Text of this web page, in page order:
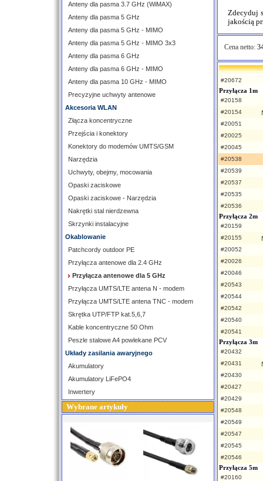
Anteny dla pasma 3.7 GHz (WiMAX)
Anteny dla pasma 5 GHz
Anteny dla pasma 5 GHz - MIMO
Anteny dla pasma 5 GHz - MIMO 3x3
Anteny dla pasma 6 GHz
Anteny dla pasma 6 GHz - MIMO
Anteny dla pasma 10 GHz - MIMO
Precyzyjne uchwyty antenowe
Akcesoria WLAN
Złącza koncentryczne
Przejścia i konektory
Konektory do modemów UMTS/GSM
Narzędzia
Uchwyty, obejmy, mocowania
Opaski zaciskowe
Opaski zaciskowe - Narzędzia
Nakrętki stal nierdzewna
Skrzynki instalacyjne
Okablowanie
Patchcordy outdoor PE
Przyłącza antenowe dla 2.4 GHz
Przyłącza antenowe dla 5 GHz
Przyłącza UMTS/LTE antena N - modem
Przyłącza UMTS/LTE antena TNC - modem
Skrętka UTP/FTP kat.5,6,7
Kable koncentryczne 50 Ohm
Peszle stalowe A4 powlekane PCV
Układy zasilania awaryjnego
Akumulatory
Akumulatory LiFePO4
Inwertery
Wybrane artykuły
Zdecyduj
jakością
Cena netto:
#20672
Przyłącza 1m
#20158
#20154
#20051
#20025
#20045
#20538
#20539
#20537
#20535
#20536
Przyłącza 2m
#20159
#20155
#20052
#20026
#20046
#20543
#20544
#20542
#20540
#20541
Przyłącza 3m
#20432
#20431
#20430
#20427
#20429
#20548
#20549
#20547
#20545
#20546
Przyłącza 5m
#20160